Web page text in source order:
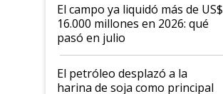
El campo ya liquidó más de US$
16.000 millones en 2026: qué
pasó en julio
El petróleo desplazó a la
harina de soja como principal